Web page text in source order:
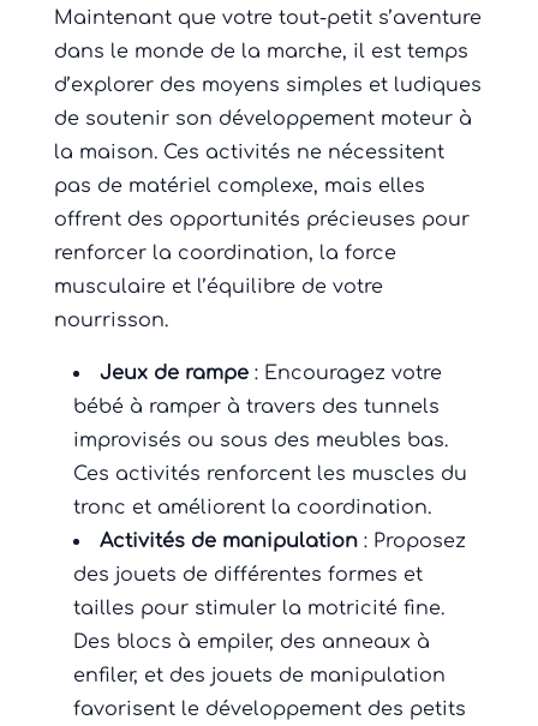
Maintenant que votre tout-petit s’aventure
dans le monde de la marche, il est temps
d’explorer des moyens simples et ludiques
de soutenir son développement moteur à
la maison. Ces activités ne nécessitent
pas de matériel complexe, mais elles
offrent des opportunités précieuses pour
renforcer la coordination, la force
musculaire et l’équilibre de votre
nourrisson.
Jeux de rampe: Encouragez votre
bébé à ramper à travers des tunnels
improvisés ou sous des meubles bas.
Ces activités renforcent les muscles du
tronc et améliorent la coordination.
Activités de manipulation: Proposez
des jouets de différentes formes et
tailles pour stimuler la motricité fine.
Des blocs à empiler, des anneaux à
enfiler, et des jouets de manipulation
favorisent le développement des petits